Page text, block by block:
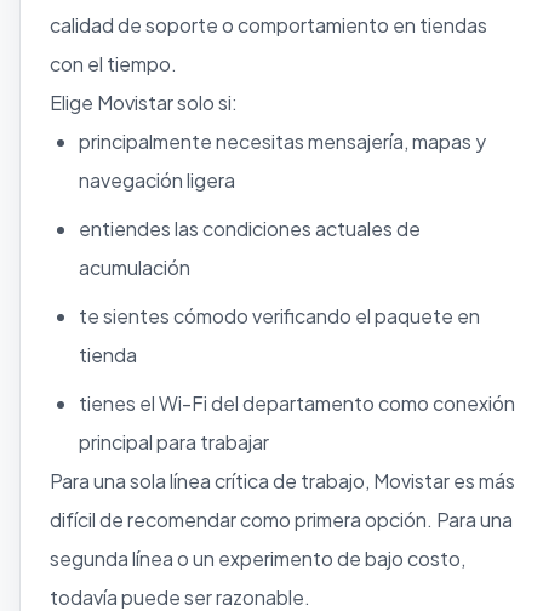
calidad de soporte o comportamiento en tiendas
con el tiempo.
Elige Movistar solo si:
principalmente necesitas mensajería, mapas y
navegación ligera
entiendes las condiciones actuales de
acumulación
te sientes cómodo verificando el paquete en
tienda
tienes el Wi-Fi del departamento como conexión
principal para trabajar
Para una sola línea crítica de trabajo, Movistar es más
difícil de recomendar como primera opción. Para una
segunda línea o un experimento de bajo costo,
todavía puede ser razonable.